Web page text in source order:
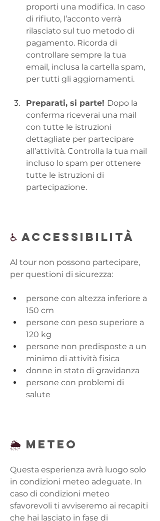
proporti una modifica. In caso
di rifiuto, l’acconto verrà
rilasciato sul tuo metodo di
pagamento. Ricorda di
controllare sempre la tua
email, inclusa la cartella spam,
per tutti gli aggiornamenti.
Preparati, si parte! Dopo la
conferma riceverai una mail
con tutte le istruzioni
dettagliate per partecipare
all’attività. Controlla la tua mail
incluso lo spam per ottenere
tutte le istruzioni di
partecipazione.
♿ Accessibilità
Al tour non possono partecipare,
per questioni di sicurezza:
persone con altezza inferiore a
150 cm
persone con peso superiore a
120 kg
persone non predisposte a un
minimo di attività fisica
donne in stato di gravidanza
persone con problemi di
salute
🌦️ METEO
Questa esperienza avrà luogo solo
in condizioni meteo adeguate. In
caso di condizioni meteo
sfavorevoli ti avviseremo ai recapiti
che hai lasciato in fase di